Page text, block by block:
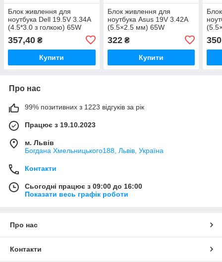
Блок живлення для
ноутбука Dell 19.5V 3.34A
(4.5*3.0 з голкою) 65W
357,40 ₴
Купити
Блок живлення для
ноутбука Asus 19V 3.42A
(5.5×2.5 мм) 65W
322₴
Купити
Про нас
99% позитивних з 1223 відгуків за рік
Працює з 19.10.2023
м. Львів
Богдана Хмельницького188, Львів, Україна
Контакти
Сьогодні працює з 09:00 до 16:00
Показати весь графік роботи
Про нас
Контакти